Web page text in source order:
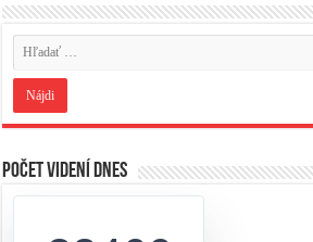
Počet videní dnes